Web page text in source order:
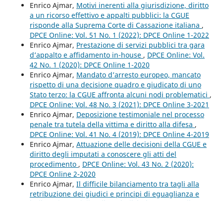
Enrico Ajmar, Motivi inerenti alla giurisdizione, diritto
a un ricorso effettivo e appalti pubblici: la CGUE
risponde alla Suprema Corte di Cassazione italiana ,
DPCE Online: Vol. 51 No. 1 (2022): DPCE Online 1-2022
Enrico Ajmar, Prestazione di servizi pubblici tra gara
d’appalto e affidamento in-house , DPCE Online: Vol.
42 No. 1 (2020): DPCE Online 1-2020
Enrico Ajmar, Mandato d’arresto europeo, mancato
rispetto di una decisione quadro e giudicato di uno
Stato terzo: la CGUE affronta alcuni nodi problematici ,
DPCE Online: Vol. 48 No. 3 (2021): DPCE Online 3-2021
Enrico Ajmar, Deposizione testimoniale nel processo
penale tra tutela della vittima e diritto alla difesa ,
DPCE Online: Vol. 41 No. 4 (2019): DPCE Online 4-2019
Enrico Ajmar, Attuazione delle decisioni della CGUE e
diritto degli imputati a conoscere gli atti del
procedimento , DPCE Online: Vol. 43 No. 2 (2020):
DPCE Online 2-2020
Enrico Ajmar, Il difficile bilanciamento tra tagli alla
retribuzione dei giudici e principi di eguaglianza e